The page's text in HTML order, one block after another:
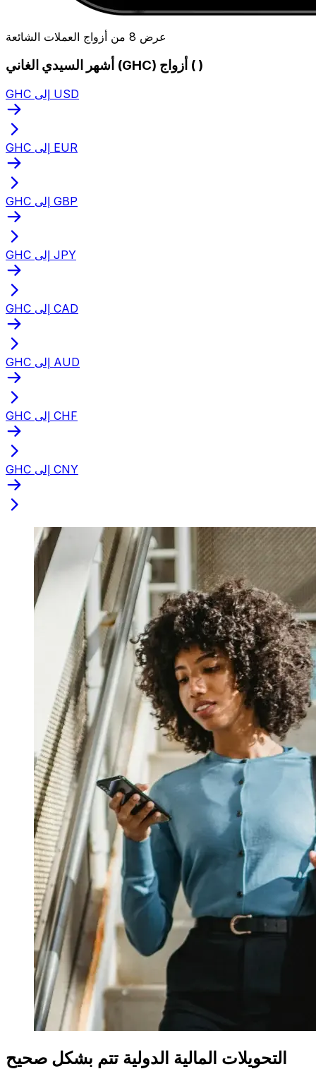
عرض 8 من أزواج العملات الشائعة
أشهر السيدي الغاني (GHC) أزواج ( )
GHC إلى USD
GHC إلى EUR
GHC إلى GBP
GHC إلى JPY
GHC إلى CAD
GHC إلى AUD
GHC إلى CHF
GHC إلى CNY
التحويلات المالية الدولية تتم بشكل صحيح